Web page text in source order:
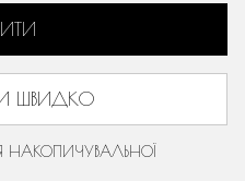
ШВИДКО
НАКОПИЧУВАЛЬНОЇ